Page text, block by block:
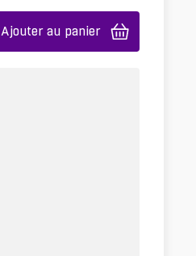
Ajouter au panier